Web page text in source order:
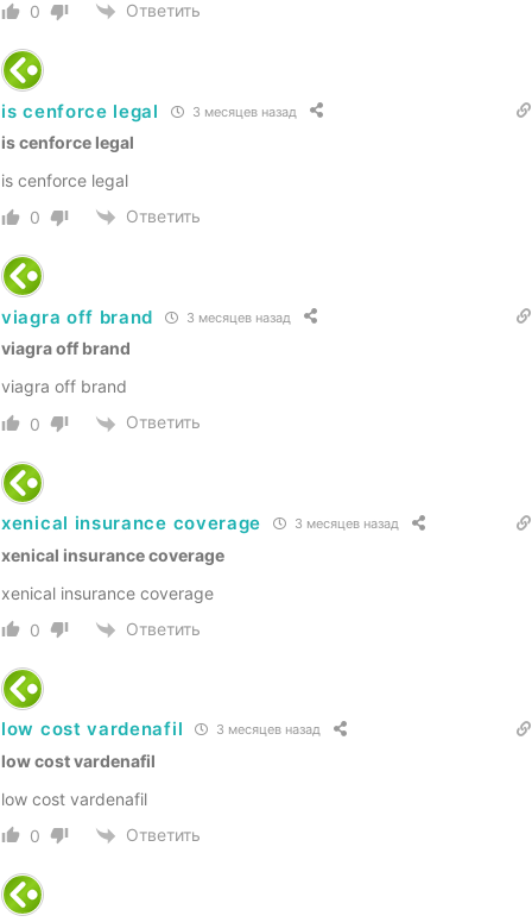
0
Ответить
is cenforce legal 3 месяцев назад
is cenforce legal
is cenforce legal
0
Ответить
viagra off brand 3 месяцев назад
viagra off brand
viagra off brand
0
Ответить
xenical insurance coverage 3 месяцев назад
xenical insurance coverage
xenical insurance coverage
0
Ответить
low cost vardenafil 3 месяцев назад
low cost vardenafil
low cost vardenafil
0
Ответить